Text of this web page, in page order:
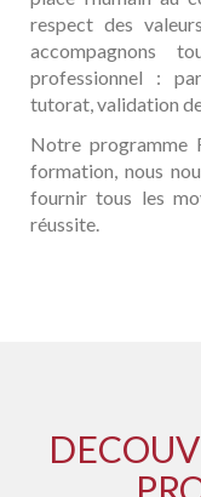
respect des
accompagnons
professionnel :
tutorat, validation
Notre programme
formation, nous
fournir tous les
réussite.